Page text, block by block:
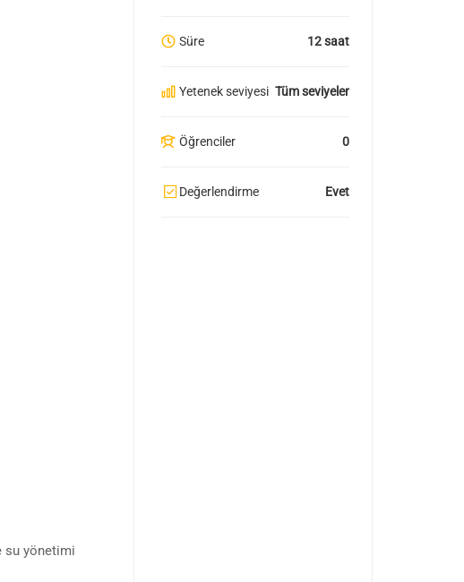
su yönetimi
Süre 12 saat
Yetenek seviyesi Tüm seviyeler
Öğrenciler 0
Değerlendirme Evet